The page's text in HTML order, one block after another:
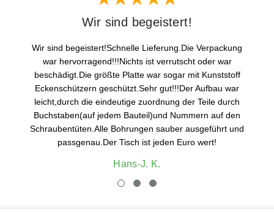
Wir sind begeistert!
Wir sind begeistert!Schnelle Lieferung.Die Verpackung
war hervorragend!!!Nichts ist verrutscht oder war
beschädigt.Die größte Platte war sogar mit Kunststoff
Eckenschützern geschützt.Sehr gut!!!Der Aufbau war
leicht,durch die eindeutige zuordnung der Teile durch
Buchstaben(auf jedem Bauteil)und Nummern auf den
Schraubentüten.Alle Bohrungen sauber ausgeführt und
passgenau.Der Tisch ist jeden Euro wert!
Hans-J. K.